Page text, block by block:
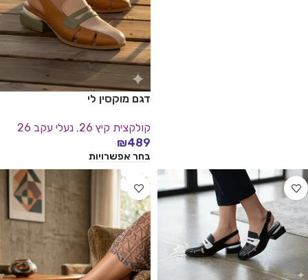
דגם מוקסין לי
קולקצית קיץ 26 , נעלי עקב 26
₪489
בחר אפשרויות